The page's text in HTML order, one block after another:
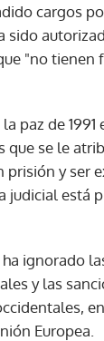
cargos
sido
"no tienen
paz de 1991
que se le
prisión y ser
judicial está
ignorado
y las
Europea.